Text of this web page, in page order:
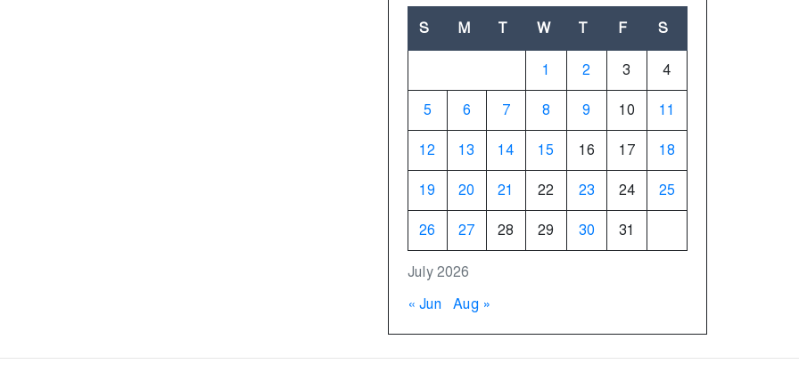
July 2026
S M T W T F S
1 2 3 4
5 6 7 8 9 10 11
12 13 14 15 16 17 18
19 20 21 22 23 24 25
26 27 28 29 30 31
« Jun Aug »